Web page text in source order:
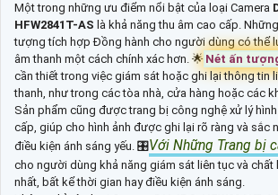
Một trong những ưu điểm nổi bật của loại Camera
HFW2841T-AS là khả năng thu âm cao cấp.
tượng tích hợp Đồng hành cho người dùng có thể
âm thanh một cách chính xác hơn. 🌟 Nét ấn
cần thiết trong việc giám sát hoặc ghi lại thông tin
thanh, như trong các tòa nhà, cửa hàng hoặc các
Sản phẩm cũng được trang bị công nghệ xử lý
cấp, giúp cho hình ảnh được ghi lại rõ ràng và sắc
điều kiện ánh sáng yếu. 🎛Với Những Trang bị
cho người dùng khả năng giám sát liên tục và chất
nhất, bất kể thời gian hay điều kiện ánh sáng.